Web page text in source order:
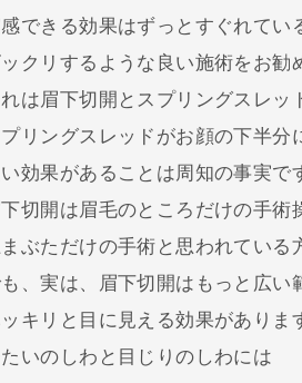
できる効果はずっとすぐれてい
ックリするような良い施術をお勧
は眉下切開とスプリングスレッ
リングスレッドがお顔の下半分
効果があることは周知の事実で
切開は眉毛のところだけの手術
ぶただけの手術と思われている
、実は、眉下切開はもっと広い
キリと目に見える効果がありま
いのしわと目じりのしわには